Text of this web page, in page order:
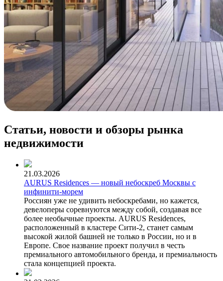
Статьи, новости и обзоры рынка
недвижимости
21.03.2026
AURUS Residences — новый небоскреб Москвы с
инфинити-морем
Россиян уже не удивить небоскребами, но кажется,
девелоперы соревнуются между собой, создавая все
более необычные проекты. AURUS Residences,
расположенный в кластере Сити-2, станет самым
высокой жилой башней не только в России, но и в
Европе. Свое название проект получил в честь
премиального автомобильного бренда, и премиальность
стала концепцией проекта.